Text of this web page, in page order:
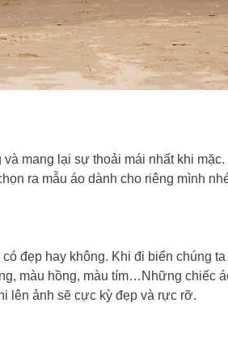
mang lại sự thoải mái nhất khi mặc.
ra mẫu áo dành cho riêng mình
đẹp hay không. Khi đi biển chúng
màu hồng, màu tím…Những chiếc
lên ảnh sẽ cực kỳ đẹp và rực rỡ.